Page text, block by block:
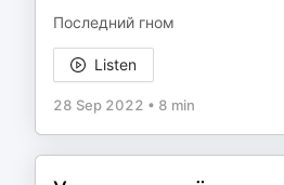
Последний гном
Listen
28 Sep 2022 • 8 min